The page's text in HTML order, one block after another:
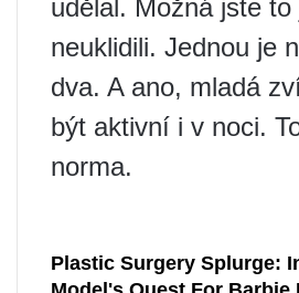
udělal. Možná jste
neuklidili. Jednou je
dva. A ano, mladá
být aktivní i v noci.
norma.